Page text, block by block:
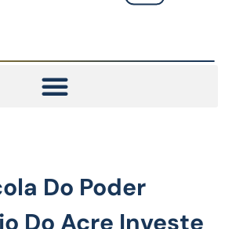
Do Poder
Do Acre Investe